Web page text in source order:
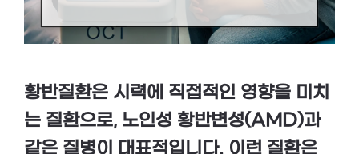
황반질환은 시력에 직접적인 영향을 미치
는 질환으로, 노인성 황반변성(AMD)과
같은 질병이 대표적입니다. 이런 질환은